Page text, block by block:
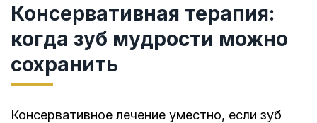
Консервативная терапия:
когда зуб мудрости можно
сохранить
Консервативное лечение уместно, если зуб